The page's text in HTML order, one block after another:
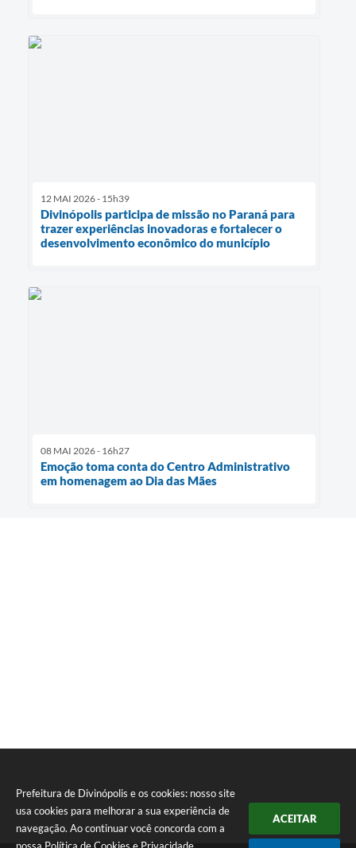
Prefeitura de Divinópolis e os cookies: nosso site
usa cookies para melhorar a sua experiência de
navegação. Ao continuar você concorda com a
ACEITAR
12 MAI 2026 - 15h39
Divinópolis participa de missão no Paraná para
trazer experiências inovadoras e fortalecer o
desenvolvimento econômico do município
08 MAI 2026 - 16h27
Emoção toma conta do Centro Administrativo
em homenagem ao Dia das Mães